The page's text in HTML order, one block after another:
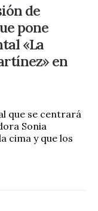
de
pone
«La
en
que se centrará
Sonia
cima y que los